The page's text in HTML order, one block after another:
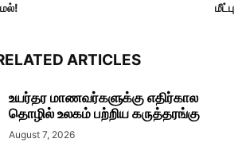
மீட்பு
ARTICLES
உயர்தர மாணவர்களுக்கு எதிர்கால
தொழில் உலகம் பற்றிய கருத்தரங்கு
August 7, 2026